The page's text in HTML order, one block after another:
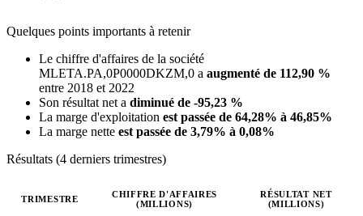
Quelques points importants à retenir
Le chiffre d'affaires de la société
MLETA.PA,0P0000DKZM,0 a augmenté de 112,90 %
entre 2018 et 2022
Son résultat net a diminué de -95,23 %
La marge d'exploitation est passée de 64,28% à 46,85%
La marge nette est passée de 3,79% à 0,08%
Résultats (4 derniers trimestres)
TRIMESTRE
CHIFFRE D'AFFAIRES
(MILLIONS)
RÉSULTAT NET
(MILLIONS)